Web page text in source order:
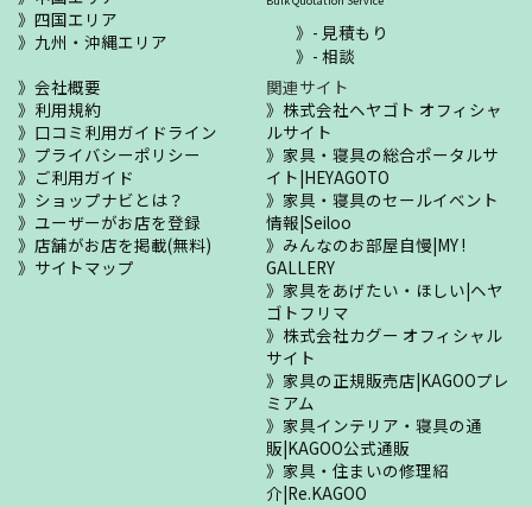
四国エリア
九州・沖縄エリア
- 見積もり
- 相談
会社概要
利用規約
口コミ利用ガイドライン
プライバシーポリシー
ご利用ガイド
ショップナビとは？
ユーザーがお店を登録
店舗がお店を掲載(無料)
サイトマップ
関連サイト
株式会社ヘヤゴト オフィシャ
ルサイト
家具・寝具の総合ポータルサ
イト|HEYAGOTO
家具・寝具のセールイベント
情報|Seiloo
みんなのお部屋自慢|MY !
GALLERY
家具をあげたい・ほしい|ヘヤ
ゴトフリマ
株式会社カグー オフィシャル
サイト
家具の正規販売店|KAGOOプレ
ミアム
家具インテリア・寝具の通
販|KAGOO公式通販
家具・住まいの修理紹
介|Re.KAGOO